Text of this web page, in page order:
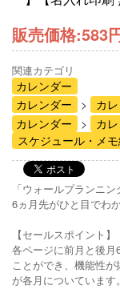
販売価格:583
関連カテゴリ
カレンダー
カレンダー
カ
カレンダー
カ
スケジュール・メ
「ウォールプランニ
6ヵ月先がひと目でわ
【セールスポイント】
各ページに前月と後
ことができ、機能性
が各月についています。